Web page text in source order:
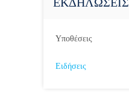
Υποθέσεις
Ειδήσεις